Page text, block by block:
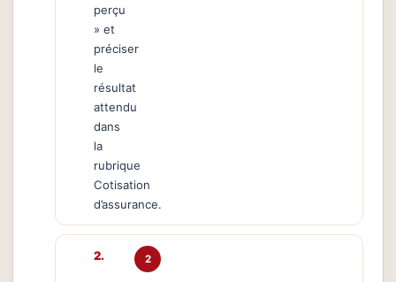
perçu
» et
préciser
le
résultat
attendu
dans
la
rubrique
Cotisation
d’assurance.
2